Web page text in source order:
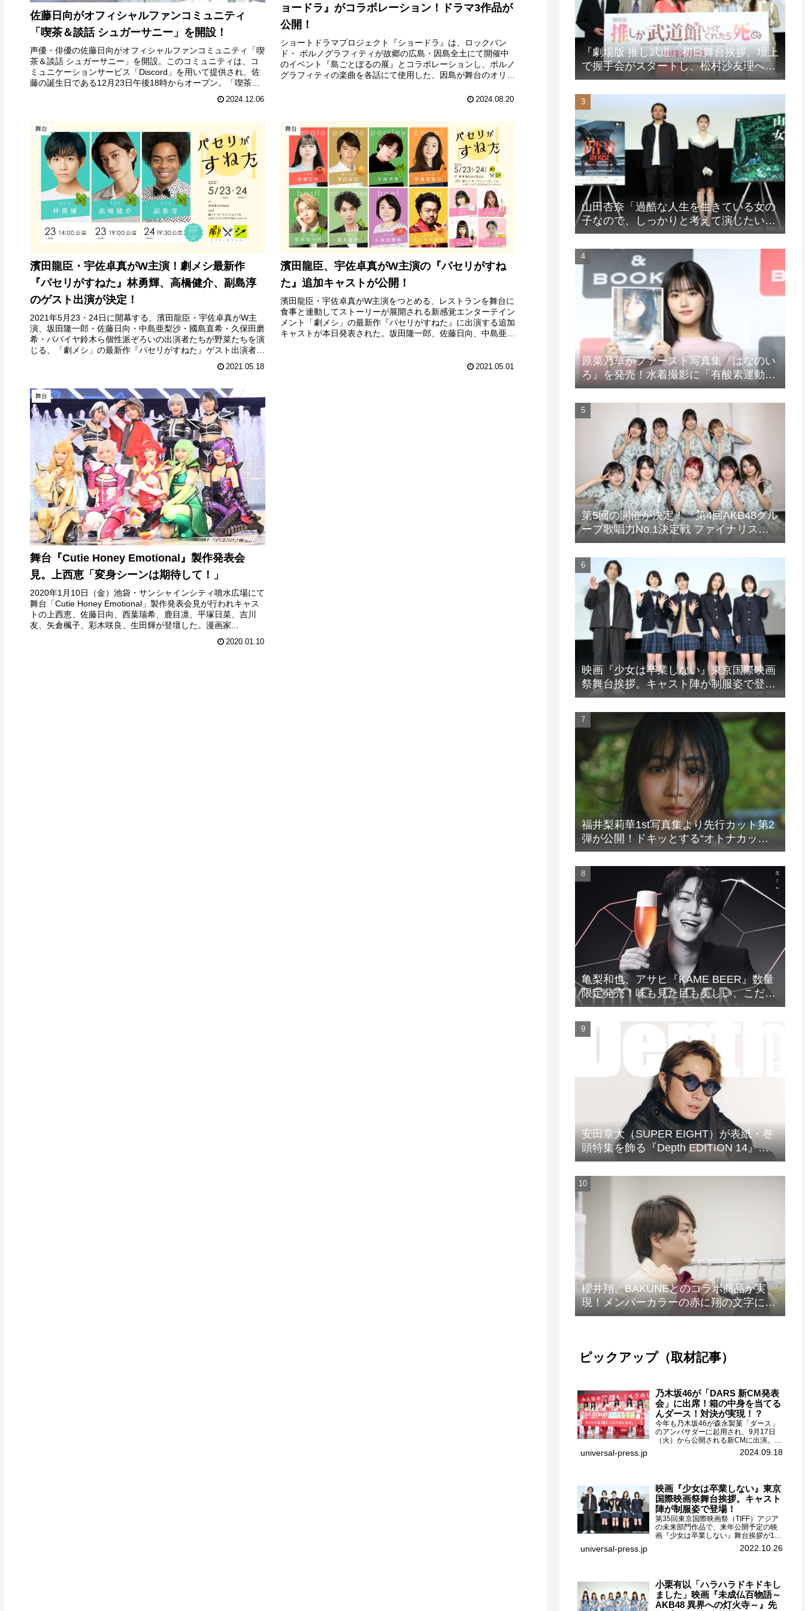
佐藤日向がオフィシャルファンコミュニティ
「喫茶＆談話 シュガーサニー」を開設！
声優・俳優の佐藤日向がオフィシャルファンコミュニティ「喫
茶＆談話 シュガーサニー」を開設。このコミュニティは、コ
ミュニケーションサービス「Discord」を用いて提供され、佐
藤の誕生日である12月23日午後18時からオープン。「喫茶＆
2024.12.06
ョードラ』がコラボレーション！ドラマ3作品が
公開！
ショートドラマプロジェクト『ショードラ』は、ロックバン
ド・ ポルノグラフィティが故郷の広島・因島全土にて開催中
のイベント『島ごとぽるの展』とコラボレーションし、ポルノ
グラフィティの楽曲を各話にて使用した、因島が舞台のオリジ
2024.08.20
舞台
濱田龍臣・宇佐卓真がW主演！劇メシ最新作
『パセリがすねた』林勇輝、高橋健介、副島淳
のゲスト出演が決定！
2021年5月23・24日に開幕する、濱田龍臣・宇佐卓真がW主
演、坂田隆⼀郎・佐藤日向・中島亜梨沙・國島直希・久保田磨
希・パパイヤ鈴木ら個性派ぞろいの出演者たちが野菜たちを演
じる、「劇メシ」の最新作『パセリがすねた』ゲスト出演者の
2021.05.18
舞台
濱田龍臣、宇佐卓真がW主演の『パセリがすね
た』追加キャストが公開！
濱田龍臣・宇佐卓真がW主演をつとめる、レストランを舞台に
食事と連動してストーリーが展開される新感覚エンターテイン
メント「劇メシ」の最新作『パセリがすねた』に出演する追加
キャストが本日発表された。坂田隆一郎、佐藤日向、中島亜梨
2021.05.01
舞台
舞台『Cutie Honey Emotional』製作発表会
見。上西恵「変身シーンは期待して！」
2020年1月10日（金）池袋・サンシャインシティ噴水広場にて
舞台「Cutie Honey Emotional」製作発表会見が行われキャス
トの上西恵、佐藤日向、西葉瑞希、鹿目凛、平塚日菜、吉川
友、矢倉楓子、彩木咲良、生田輝が登壇した。漫画家...
2020.01.10
『劇場版 推し武道』初日舞台挨拶。壇上
で握手会がスタートし、松村沙友理への
想いをアピール！？
山田杏奈「過酷な人生を生きている女の
子なので、しっかりと考えて演じたいな
と」映画『山女』東京国際映画祭Q&A
原菜乃華がファースト写真集『はなのい
ろ』を発売！水着撮影に「有酸素運動と
筋トレを頑張りました」
第5回の開催が決定！『第4回AKB48グル
ープ歌唱力No.1決定戦 ファイナリスト
LIVE』
映画『少女は卒業しない』東京国際映画
祭舞台挨拶。キャスト陣が制服姿で登
場！
福井梨莉華1st写真集より先行カット第2
弾が公開！ドキッとする“オトナカッ
ト”が解禁！
亀梨和也、アサヒ『KAME BEER』数量
限定発売！味も見た目も美しい、こだわ
りのビールがついに完成
安田章大（SUPER EIGHT）が表紙・巻
頭特集を飾る『Depth EDITION 14』が
発売！
櫻井翔、BAKUNEとのコラボ商品が実
現！メンバーカラーの赤に翔の文字に着
想を得たデザイン
ピックアップ（取材記事）
乃木坂46が「DARS 新CM発表
会」に出席！箱の中身を当てる
んダース！対決が実現！？
今年も乃木坂46が森永製菓「ダース」
のアンバサダーに起用され、9月17日
（火）から公開される新CMに出演。
CMに出演するメンバーの中から岩本蓮
加、梅澤美波、遠藤さくら、賀喜遥
universal-press.jp 2024.09.18
映画『少女は卒業しない』東京
国際映画祭舞台挨拶。キャスト
陣が制服姿で登場！
第35回東京国際映画祭（TIFF）アジア
の未来部門作品で、来年公開予定の映
画『少女は卒業しない』舞台挨拶が10
月26日（水）丸の内ピカデリーで開催
され、出演者の河合優実、小野莉奈、
universal-press.jp 2022.10.26
小栗有以「ハラハラドキドキし
ました」映画『未成仏百物語～
AKB48 異界への灯火寺～』先